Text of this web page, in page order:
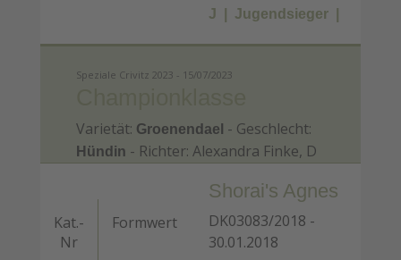
J
Jugendsieger
Speziale Crivitz 2023 - 15/07/2023
Varietät: Groenendael - Geschlecht:
Hündin - Richter: Alexandra Finke, D
Kat.-
Nr
Formwert
Shorai's Agnes
DK03083/2018 -
30.01.2018